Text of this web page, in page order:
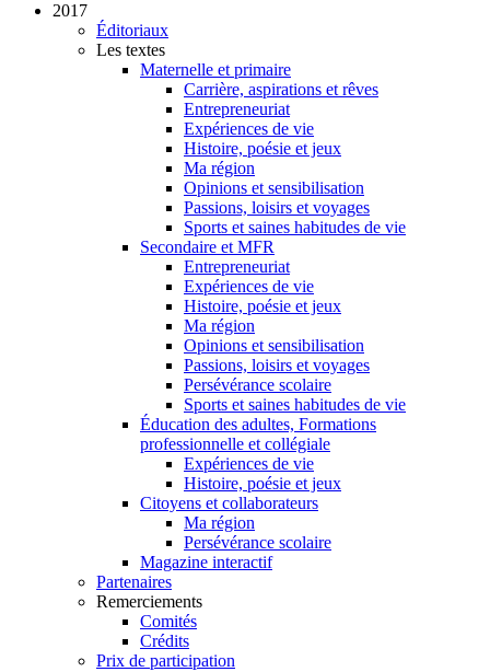
2017
Éditoriaux
Les textes
Maternelle et primaire
Carrière, aspirations et rêves
Entrepreneuriat
Expériences de vie
Histoire, poésie et jeux
Ma région
Opinions et sensibilisation
Passions, loisirs et voyages
Sports et saines habitudes de vie
Secondaire et MFR
Entrepreneuriat
Expériences de vie
Histoire, poésie et jeux
Ma région
Opinions et sensibilisation
Passions, loisirs et voyages
Persévérance scolaire
Sports et saines habitudes de vie
Éducation des adultes, Formations
professionnelle et collégiale
Expériences de vie
Histoire, poésie et jeux
Citoyens et collaborateurs
Ma région
Persévérance scolaire
Magazine interactif
Partenaires
Remerciements
Comités
Crédits
Prix de participation